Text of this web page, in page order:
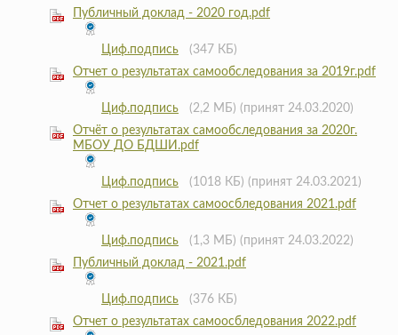
Публичный доклад - 2020 год.pdf
Циф.подпись
(347 КБ)
Отчет о результатах самообследования за 2019г.pdf
Циф.подпись (2,2 МБ) (принят 24.03.2020)
Отчёт о результатах самообследования за 2020г.
МБОУ ДО БДШИ.pdf
Циф.подпись (1018 КБ) (принят 24.03.2021)
Отчет о результатах самоосбледования 2021.pdf
Циф.подпись (1,3 МБ) (принят 24.03.2022)
Публичный доклад - 2021.pdf
Циф.подпись
(376 КБ)
Отчет о результатах самоосбледования 2022.pdf